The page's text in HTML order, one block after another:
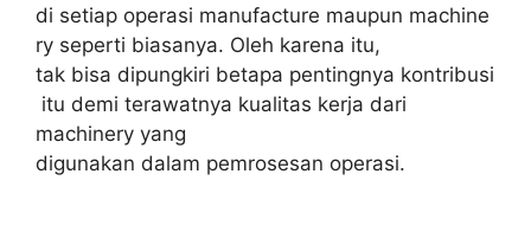
di setiap operasi manufacture maupun machine
ry seperti biasanya. Oleh karena itu,
tak bisa dipungkiri betapa pentingnya kontribusi
itu demi terawatnya kualitas kerja dari
machinery yang
digunakan dalam pemrosesan operasi.